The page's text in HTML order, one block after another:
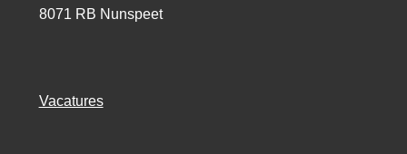
8071 RB Nunspeet
Vacatures